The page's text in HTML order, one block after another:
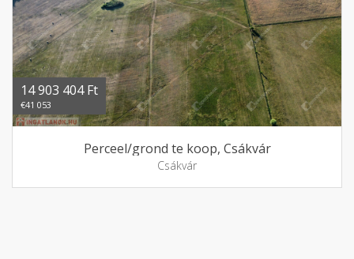
14 903 404 Ft
€41 053
Perceel/grond te koop, Csákvár
Csákvár